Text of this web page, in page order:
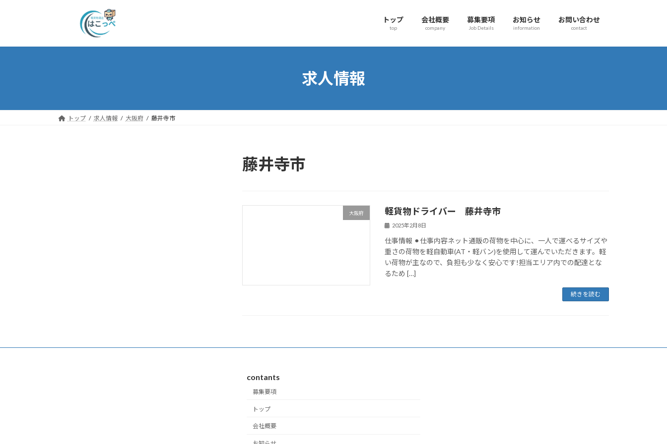
トップ
top
会社概要
company
募集要項
Job Details
お知らせ
information
お問い合わせ
contact
求人情報
トップ 求人情報 大阪府 藤井寺市
藤井寺市
大阪府 軽貨物ドライバー 藤井寺市
2025年2月8日
仕事情報 ⚫︎仕事内容ネット通販の荷物を中心に、一人で運べるサイズや
重さの荷物を軽自動車(AT・軽バン)を使用して運んでいただきます。軽
い荷物が主なので、負担も少なく安心です!担当エリア内での配達とな
るため […]
続きを読む
contants
募集要項
トップ
会社概要